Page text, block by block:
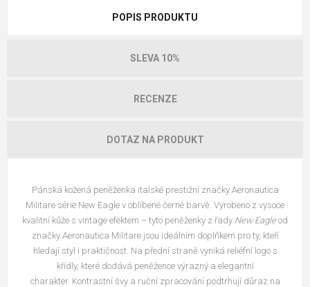
POPIS PRODUKTU
SLEVA 10%
RECENZE
DOTAZ NA PRODUKT
Pánská kožená peněženka italské prestižní značky Aeronautica
Militare série New Eagle v oblíbené černé barvě. Vyrobeno z vysoce
kvalitní kůže s vintage efektem – tyto peněženky z řady New Eagleod
značky Aeronautica Militare jsou ideálním doplňkem pro ty, kteří
hledají styl i praktičnost. Na přední straně vyniká reliéfní logo s
křídly, které dodává peněžence výrazný a elegantní
charakter. Kontrastní švy a ruční zpracování podtrhují důraz na